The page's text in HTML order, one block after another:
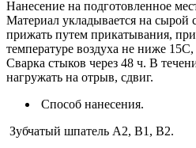
Нанесение на подготовленное
Материал укладывается на сырой
прижать путем прикатывания,
температуре воздуха не ниже
Сварка стыков через 48 ч. В
нагружать на отрыв, сдвиг.
Способ нанесения.
Зубчатый шпатель A2, B1, B2.